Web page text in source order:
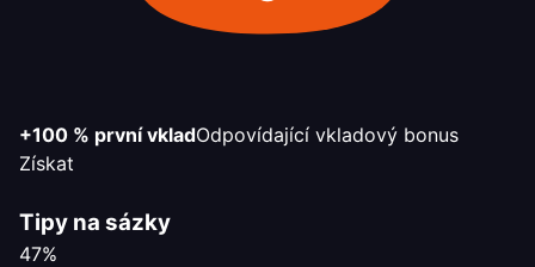
+100 % první vkladOdpovídající vkladový bonus
Získat
Tipy na sázky
47%